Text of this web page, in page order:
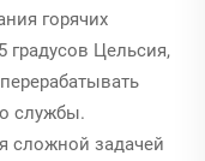
горячих
градусов Цельсия,
службы.
сложной задачей